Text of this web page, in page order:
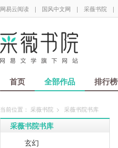
网易云阅读 | 国风中文网 | 采薇书院 |
首页 全部作品 排行榜
当前位置： 采薇书院 > 采薇书院书库
采薇书院书库
玄幻